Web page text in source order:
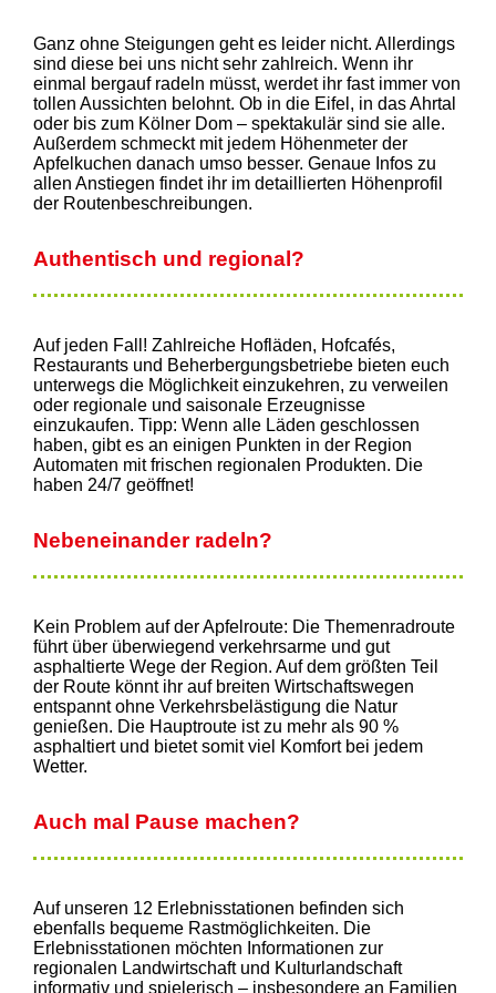
Ganz ohne Steigungen geht es leider nicht. Allerdings
sind diese bei uns nicht sehr zahlreich. Wenn ihr
einmal bergauf radeln müsst, werdet ihr fast immer von
tollen Aussichten belohnt. Ob in die Eifel, in das Ahrtal
oder bis zum Kölner Dom – spektakulär sind sie alle.
Außerdem schmeckt mit jedem Höhenmeter der
Apfelkuchen danach umso besser. Genaue Infos zu
allen Anstiegen findet ihr im detaillierten Höhenprofil
der Routenbeschreibungen.
Authentisch und regional?
Auf jeden Fall! Zahlreiche Hofläden, Hofcafés,
Restaurants und Beherbergungsbetriebe bieten euch
unterwegs die Möglichkeit einzukehren, zu verweilen
oder regionale und saisonale Erzeugnisse
einzukaufen. Tipp: Wenn alle Läden geschlossen
haben, gibt es an einigen Punkten in der Region
Automaten mit frischen regionalen Produkten. Die
haben 24/7 geöffnet!
Nebeneinander radeln?
Kein Problem auf der Apfelroute: Die Themenradroute
führt über überwiegend verkehrsarme und gut
asphaltierte Wege der Region. Auf dem größten Teil
der Route könnt ihr auf breiten Wirtschaftswegen
entspannt ohne Verkehrsbelästigung die Natur
genießen. Die Hauptroute ist zu mehr als 90 %
asphaltiert und bietet somit viel Komfort bei jedem
Wetter.
Auch mal Pause machen?
Auf unseren 12 Erlebnisstationen befinden sich
ebenfalls bequeme Rastmöglichkeiten. Die
Erlebnisstationen möchten Informationen zur
regionalen Landwirtschaft und Kulturlandschaft
informativ und spielerisch – insbesondere an Familien